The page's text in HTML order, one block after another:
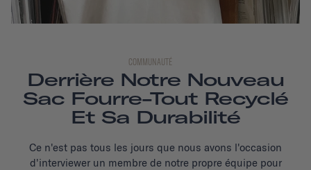
COMMUNAUTÉ
Derrière Notre Nouveau
Sac Fourre-Tout Recyclé
Et Sa Durabilité
Ce n'est pas tous les jours que nous avons l'occasion
d'interviewer un membre de notre propre équipe pour